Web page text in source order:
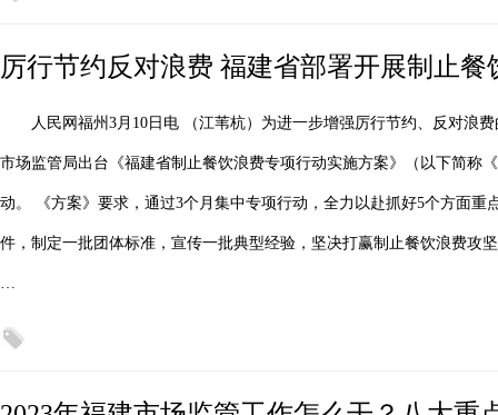
厉行节约反对浪费 福建省部署开展制止餐
人民网福州3月10日电 （江苇杭）为进一步增强厉行节约、反对浪
市场监管局出台《福建省制止餐饮浪费专项行动实施方案》（以下简称
动。 《方案》要求，通过3个月集中专项行动，全力以赴抓好5个方面
件，制定一批团体标准，宣传一批典型经验，坚决打赢制止餐饮浪费攻
…